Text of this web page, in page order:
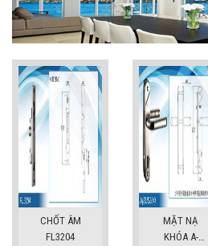
CHỐT ÂM
FL3204
MẶT NẠ
KHÓA A-